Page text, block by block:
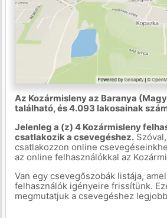
Az Kozármisleny az Baranya
található, és 4.093 lakosainak
Jelenleg a (z) 4 Kozármisleny
csatlakozik a csevegéshez.
csatlakozzon online
az online felhasználókkal az
Van egy csevegőszobák listája,
felhasználók igényeire frissítünk.
megmutatjuk a csevegéshez